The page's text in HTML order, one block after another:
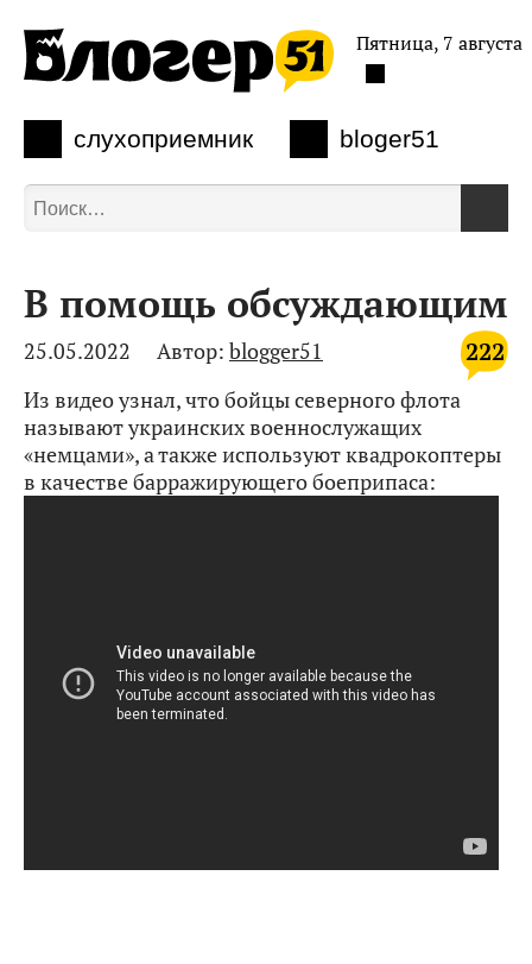
слухоприемник bloger51
Пятница, 7 августа
В помощь обсуждающим
222
25.05.2022 Автор: blogger51
Из видео узнал, что бойцы северного флота
называют украинских военнослужащих
«немцами», а также используют квадрокоптеры
в качестве барражирующего боеприпаса: